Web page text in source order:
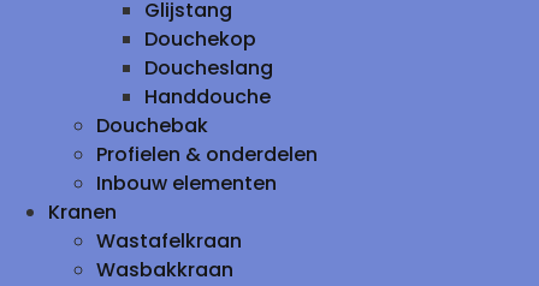
Glijstang
Douchekop
Doucheslang
Handdouche
Douchebak
Profielen & onderdelen
Inbouw elementen
Kranen
Wastafelkraan
Wasbakkraan